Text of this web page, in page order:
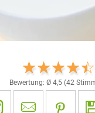
Bewertung: Ø 4,5(42